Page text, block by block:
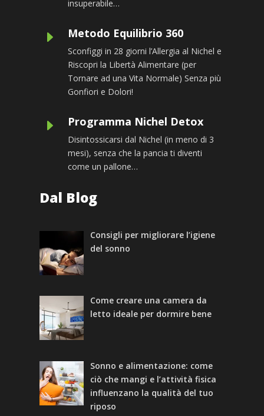
insuperabile…
E Metodo Equilibrio 360
Sconfiggi in 28 giorni l’Allergia al Nichel e
Riscopri la Libertà Alimentare (per
Tornare ad una Vita Normale) Senza più
Gonfiori e Dolori!
E Programma Nichel Detox
Disintossicarsi dal Nichel (in meno di 3
mesi), senza che la pancia ti diventi
come un pallone…
Dal Blog
Consigli per migliorare l’igiene
del sonno
Come creare una camera da
letto ideale per dormire bene
Sonno e alimentazione: come
ciò che mangi e l’attività fisica
influenzano la qualità del tuo
riposo